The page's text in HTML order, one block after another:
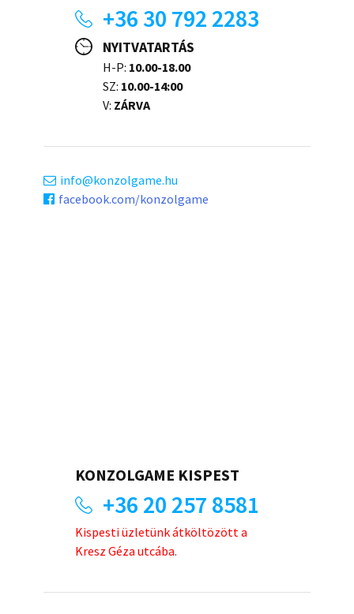
+36 30 792 2283
NYITVATARTÁS
H-P: 10.00-18.00
SZ: 10.00-14:00
V: ZÁRVA
info
konzolgame.hu
facebook.com/konzolgame
KONZOLGAME KISPEST
+36 20 257 8581
Kispesti üzletünk átköltözött a
Kresz Géza utcába.